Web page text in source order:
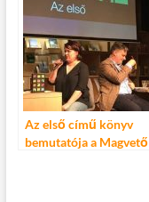
Az első című könyv
bemutatója a Magvető